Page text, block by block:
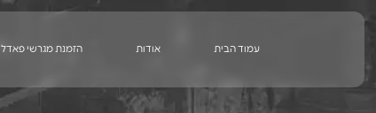
דילוג
עמוד הבית אודות הזמנת מגרשי פאדל